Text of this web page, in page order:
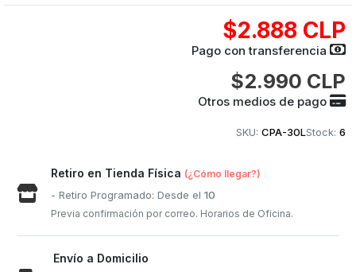
$2.888 CLP
Pago con transferencia
$2.990 CLP
Otros medios de pago
SKU: CPA-30LStock: 6
Retiro en Tienda Física (¿Cómo llegar?)
- Retiro Programado: Desde el10
Previa confirmación por correo. Horarios de Oficina.
Envío a Domicilio